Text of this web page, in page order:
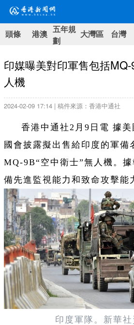
頭條 港澳 五年規
劃
大灣區 台灣
印媒曝美對印軍售包括MQ-
人機
2024-02-09 17:14 | 稿件來源：香港中通社
香港中通社2月9日電 據美
國會披露擬出售給印度的軍備
MQ-9B“空中衛士”無人機。
備先進監視能力和致命攻擊能
印度軍隊。新華社